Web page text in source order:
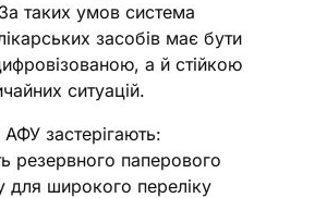
таких умов система
засобів має бути
а й стійкою
ситуацій.
застерігають:
резервного паперового
для широкого переліку